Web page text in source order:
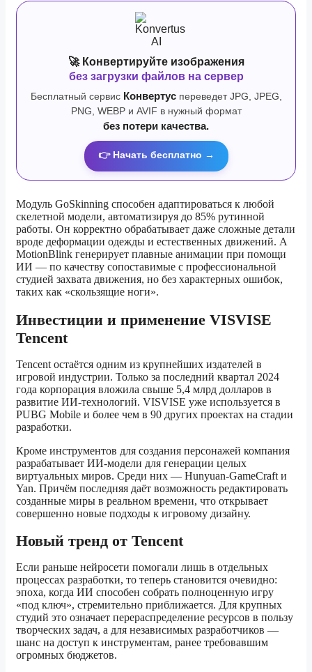
🚀 Конвертируйте изображения
без загрузки файлов на сервер
Бесплатный сервис Конвертуспереведет JPG, JPEG,
PNG, WEBP и AVIF в нужный формат
без потери качества.
👉 Начать бесплатно →
Модуль GoSkinning способен адаптироваться к любой
скелетной модели, автоматизируя до 85% рутинной
работы. Он корректно обрабатывает даже сложные детали
вроде деформации одежды и естественных движений. А
MotionBlink генерирует плавные анимации при помощи
ИИ — по качеству сопоставимые с профессиональной
студией захвата движения, но без характерных ошибок,
таких как «скользящие ноги».
Инвестиции и применение VISVISE
Tencent
Tencent остаётся одним из крупнейших издателей в
игровой индустрии. Только за последний квартал 2024
года корпорация вложила свыше 5,4 млрд долларов в
развитие ИИ-технологий. VISVISE уже используется в
PUBG Mobile и более чем в 90 других проектах на стадии
разработки.
Кроме инструментов для создания персонажей компания
разрабатывает ИИ-модели для генерации целых
виртуальных миров. Среди них — Hunyuan-GameCraft и
Yan. Причём последняя даёт возможность редактировать
созданные миры в реальном времени, что открывает
совершенно новые подходы к игровому дизайну.
Новый тренд от Tencent
Если раньше нейросети помогали лишь в отдельных
процессах разработки, то теперь становится очевидно:
эпоха, когда ИИ способен собрать полноценную игру
«под ключ», стремительно приближается. Для крупных
студий это означает перераспределение ресурсов в пользу
творческих задач, а для независимых разработчиков —
шанс на доступ к инструментам, ранее требовавшим
огромных бюджетов.